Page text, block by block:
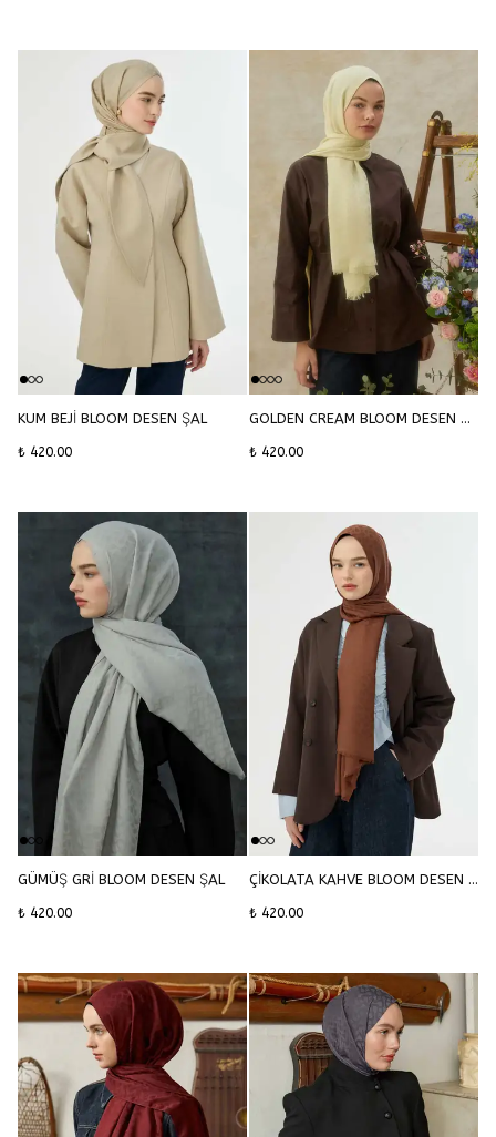
KUM BEJİ BLOOM DESEN ŞAL
₺ 420.00
GOLDEN CREAM BLOOM DESEN ŞAL
₺ 420.00
GÜMÜŞ GRİ BLOOM DESEN ŞAL
₺ 420.00
ÇİKOLATA KAHVE BLOOM DESEN ŞAL
₺ 420.00